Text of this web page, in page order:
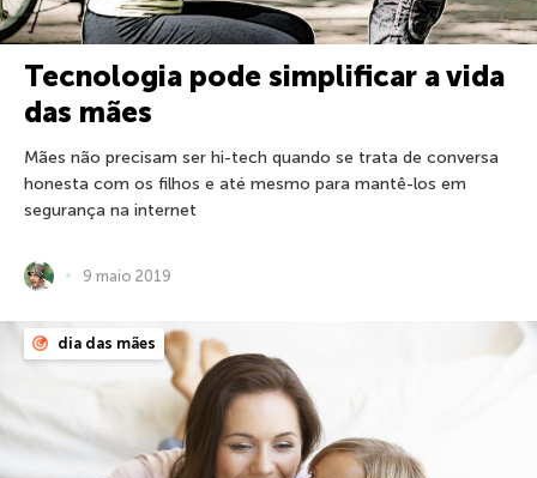
Tecnologia pode simplificar a vida
das mães
Mães não precisam ser hi-tech quando se trata de conversa
honesta com os filhos e até mesmo para mantê-los em
segurança na internet
9 maio 2019
dia das mães